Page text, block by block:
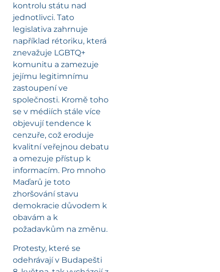
kontrolu státu nad
jednotlivci. Tato
legislativa zahrnuje
například rétoriku, která
znevažuje LGBTQ+
komunitu a zamezuje
jejímu legitimnímu
zastoupení ve
společnosti. Kromě toho
se v médiích stále více
objevují tendence k
cenzuře, což eroduje
kvalitní veřejnou debatu
a omezuje přístup k
informacím. Pro mnoho
Maďarů je toto
zhoršování stavu
demokracie důvodem k
obavám a k
požadavkům na změnu.
Protesty, které se
odehrávají v Budapešti